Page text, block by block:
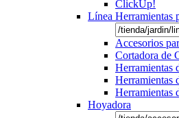
ClickUp!
Línea Herramientas
Accesorios
Cortadora de
Herramientas
Herramientas
Herramientas
Hoyadora